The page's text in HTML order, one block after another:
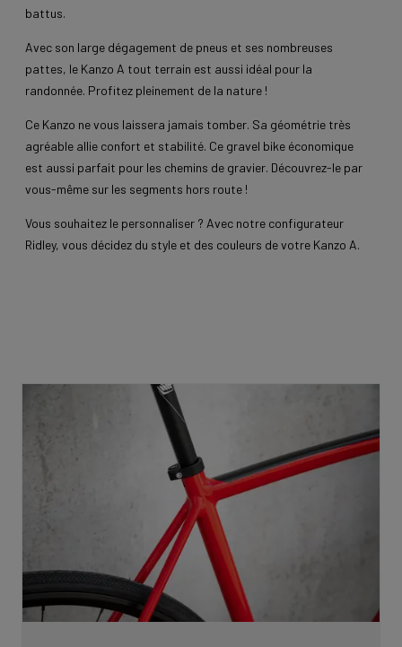
battus.
Avec son large dégagement de pneus et ses nombreuses
pattes, le Kanzo A tout terrain est aussi idéal pour la
randonnée. Profitez pleinement de la nature !
Ce Kanzo ne vous laissera jamais tomber. Sa géométrie très
agréable allie confort et stabilité. Ce gravel bike économique
est aussi parfait pour les chemins de gravier. Découvrez-le par
vous-même sur les segments hors route !
Vous souhaitez le personnaliser ? Avec notre configurateur
Ridley, vous décidez du style et des couleurs de votre Kanzo A.